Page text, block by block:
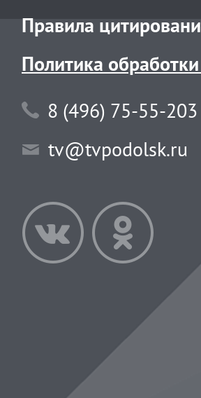
Правила
Политика
8 (496) 75-55-203
tv@tvpodolsk.ru